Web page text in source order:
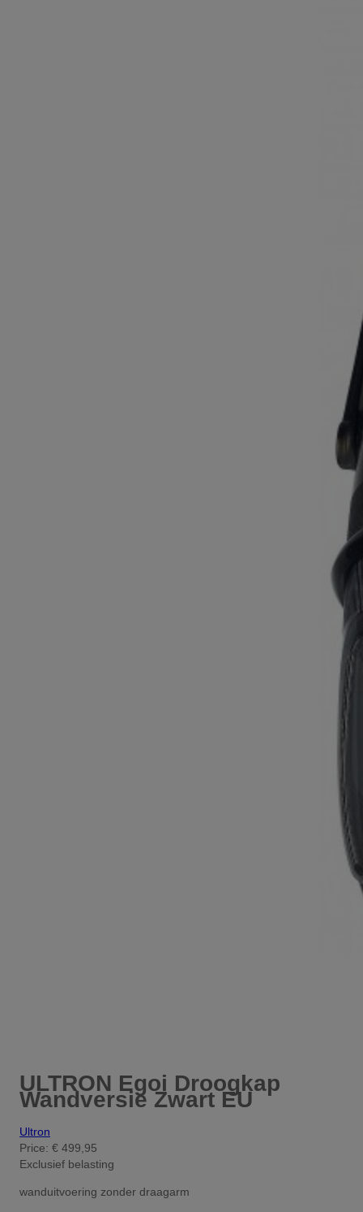
ULTRON Egoi Droogkap
Wandversie Zwart EU
Ultron
Price: € 499,95
Exclusief belasting
wanduitvoering zonder draagarm